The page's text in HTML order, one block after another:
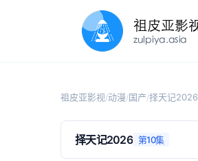
祖皮亚影视/动漫/国产/择天记2026
择天记2026 第10集